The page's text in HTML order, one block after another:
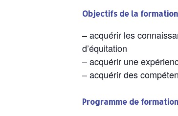
Objectifs de la
– acquérir les
d’équitation
– acquérir une
– acquérir des
Programme de